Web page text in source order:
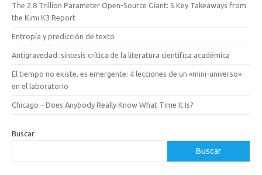
The 2.8 Trillion Parameter Open-Source Giant: 5 Key Takeaways from
the Kimi K3 Report
Entropía y predicción de texto
Antigravedad: síntesis crítica de la literatura científica académica
El tiempo no existe, es emergente: 4 lecciones de un «mini-universo»
en el laboratorio
Chicago – Does Anybody Really Know What Time It Is?
Buscar
Buscar